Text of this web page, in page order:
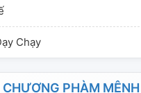
Chạy
CHƯƠNG PHÀM